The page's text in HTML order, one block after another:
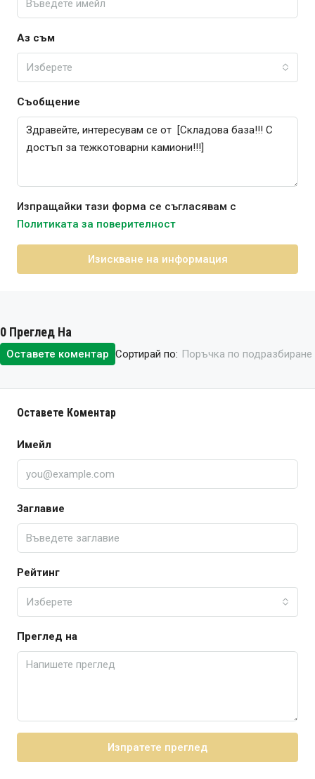
Аз съм
Изберете
Съобщение
Изпращайки тази форма се съгласявам с
Политиката за поверителност
Изискване на информация
0 Преглед На
Сортирай по: Поръчка по подразбиране
Оставете коментар
Оставете Коментар
Имейл
Заглавие
Рейтинг
Изберете
Преглед на
Изпратете преглед